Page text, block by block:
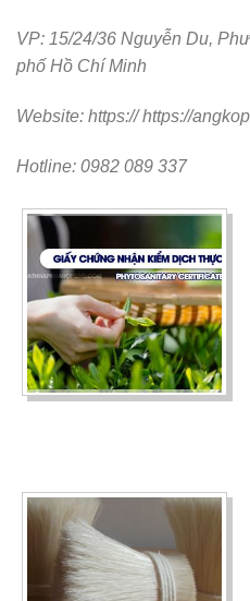
VP: 15/24/36 Nguyễn Du,
phố Hồ Chí Minh
Website: https:// https://
Hotline: 0982 089 337